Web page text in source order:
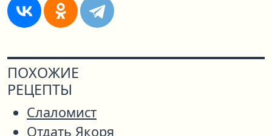
ПОХОЖИЕ
РЕЦЕПТЫ
Слаломист
Отдать Якоря